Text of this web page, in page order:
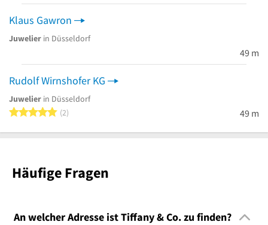
Klaus Gawron
Juwelier in Düsseldorf
49 m
Rudolf Wirnshofer KG
Juwelier in Düsseldorf
5 von 5 Sternen
2 49 m
Häufige Fragen
An welcher Adresse ist Tiffany & Co. zu finden?